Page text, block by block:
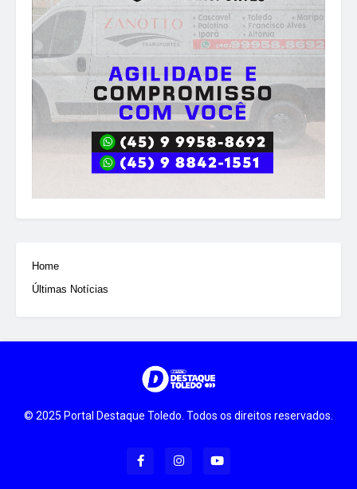
Home
Últimas Notícias
© 2025 Portal Destaque Toledo. Todos os direitos reservados.